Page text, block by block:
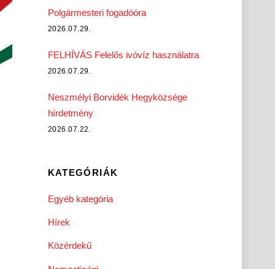
Polgármesteri fogadóóra
2026.07.29.
FELHÍVÁS Felelős ivóvíz használatra
2026.07.29.
Neszmélyi Borvidék Hegyközsége
hírdetmény
2026.07.22.
KATEGÓRIÁK
Egyéb kategória
Hírek
Közérdekű